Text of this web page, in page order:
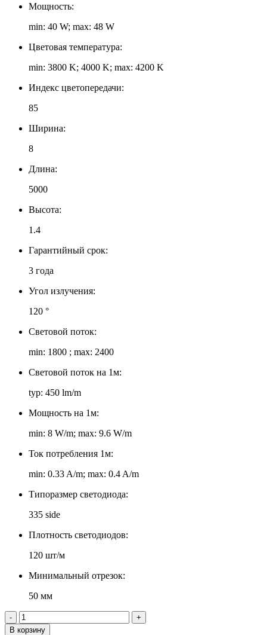
Мощность:
min: 40 W; max: 48 W
Цветовая температура:
min: 3800 K; 4000 K; max: 4200 K
Индекс цветопередачи:
85
Ширина:
8
Длина:
5000
Высота:
1.4
Гарантийный срок:
3 года
Угол излучения:
120 °
Световой поток:
min: 1800 ; max: 2400
Световой поток на 1м:
typ: 450 lm/m
Мощность на 1м:
min: 8 W/m; max: 9.6 W/m
Ток потребления 1м:
min: 0.33 A/m; max: 0.4 A/m
Типоразмер светодиода:
335 side
Плотность светодиодов:
120 шт/м
Минимальный отрезок:
50 мм
-
+
В корзину